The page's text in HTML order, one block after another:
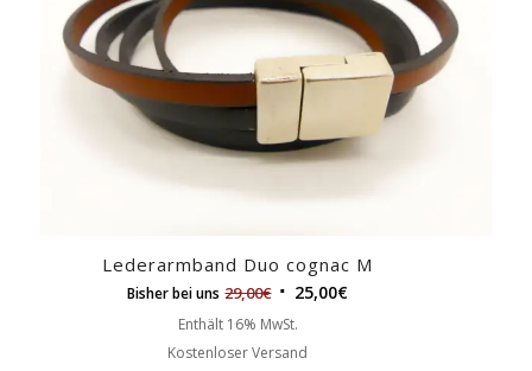
Lederarmband Duo cognac M
Bisher bei uns 29,00€ 25,00€
Enthält 16% MwSt.
Kostenloser Versand